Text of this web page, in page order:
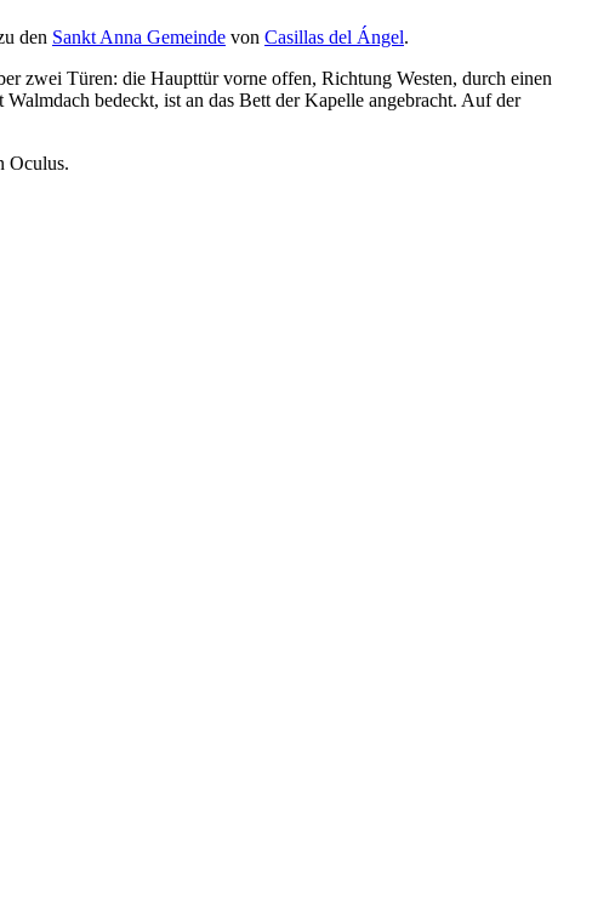
den Sankt Anna Gemeinde von Casillas del Ángel.
zwei Türen: die Haupttür vorne offen, Richtung Westen, durch einen
bedeckt, ist an das Bett der Kapelle angebracht. Auf der
Oculus.